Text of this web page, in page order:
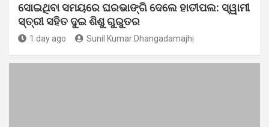
ସୋଇଥିବା ସମୟରେ ଘରଭାଙ୍ଗି ଦେଲେ ହାତୀପଲ: ସ୍ୱାମୀ
ସ୍ତ୍ରୀ ସହିତ ଦୁଇ ଶିଶୁ ଗୁରୁତର
1 day ago Sunil Kumar Dhangadamajhi